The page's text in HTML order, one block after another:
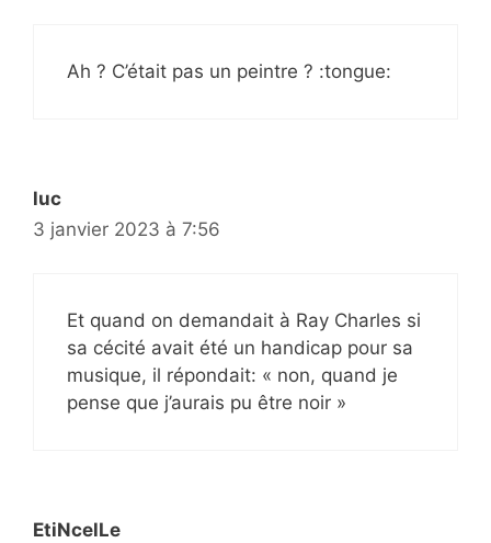
Ah ? C’était pas un peintre ? :tongue:
luc
3 janvier 2023 à 7:56
Et quand on demandait à Ray Charles si
sa cécité avait été un handicap pour sa
musique, il répondait: « non, quand je
pense que j’aurais pu être noir »
EtiNcelLe